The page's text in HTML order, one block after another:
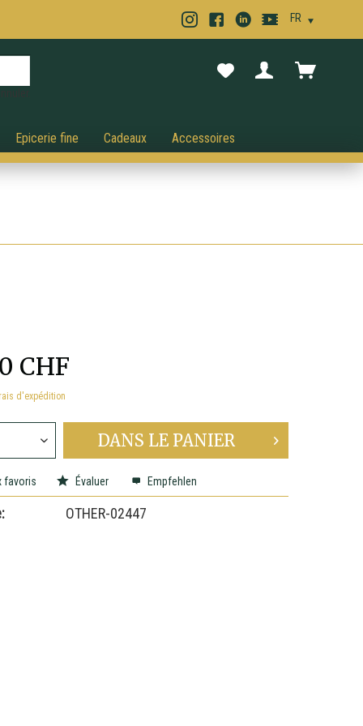
Epicerie fine Cadeaux Accessoires
CHF
d'expédition
DANS LE PANIER
favoris Évaluer Empfehlen
OTHER-02447